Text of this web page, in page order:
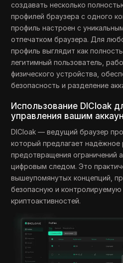
создавать несколько
профилей браузера с одного
профиль настроен с
отпечатком браузера. Для
профиль выглядит как
легитимный пользователь,
физического устройства,
безопасность и разделение
Использование DICloak
управления вашим
DICloak — ведущий браузер
который предлагает надёжное
предотвращения ограничений
цифровым следом. Это
вышеупомянутых концепций,
безопасную и
криптоактивностей.